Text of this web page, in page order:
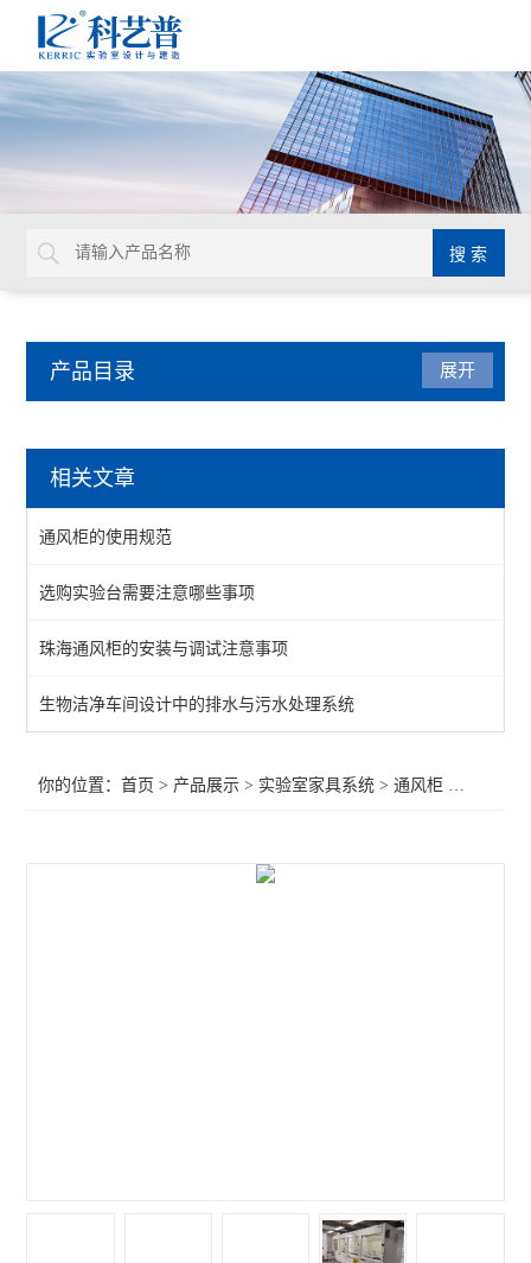
产品目录
实验台
通风柜
实验室高柜
查看全部 >>
展开
相关文章
通风柜的使用规范
选购实验台需要注意哪些事项
珠海通风柜的安装与调试注意事项
生物洁净车间设计中的排水与污水处理系统
你的位置：首页 > 产品展示 > 实验室家具系统 >通风柜